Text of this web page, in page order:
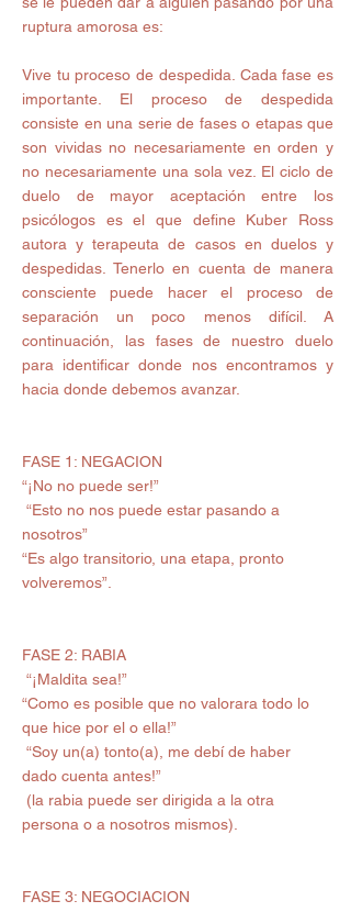
ruptura amorosa es:
Vive tu proceso de despedida. Cada fase es
importante. El proceso de despedida
consiste en una serie de fases o etapas que
son vividas no necesariamente en orden y
no necesariamente una sola vez. El ciclo de
duelo de mayor aceptación entre los
psicólogos es el que define Kuber Ross
autora y terapeuta de casos en duelos y
despedidas. Tenerlo en cuenta de manera
consciente puede hacer el proceso de
separación un poco menos difícil. A
continuación, las fases de nuestro duelo
para identificar donde nos encontramos y
hacia donde debemos avanzar.
FASE 1: NEGACION
“¡No no puede ser!”
nosotros”
“Es algo transitorio, una etapa, pronto
volveremos”.
FASE 2: RABIA
“¡Maldita sea!”
“Como es posible que no valorara todo lo
que hice por el o ella!”
dado cuenta antes!”
persona o a nosotros mismos).
FASE 3: NEGOCIACION